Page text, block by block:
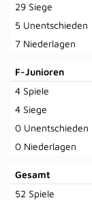
29 Siege
5 Unentschieden
7 Niederlagen
F-Junioren
4 Spiele
4 Siege
0 Unentschieden
0 Niederlagen
Gesamt
52 Spiele